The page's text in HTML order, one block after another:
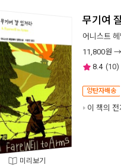
미리보기
무기여
어니스트 헤
11,800원 →
8.4 (10)
양탄자배송
이 책의 전